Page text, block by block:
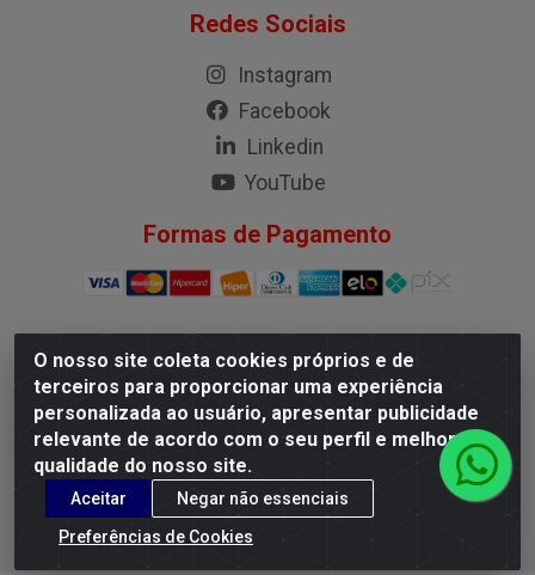
O nosso site coleta cookies próprios e de
terceiros para proporcionar uma experiência
personalizada ao usuário, apresentar publicidade
relevante de acordo com o seu perfil e melhorar a
qualidade do nosso site.
Aceitar
Negar não essenciais
Preferências de Cookies
Redes Sociais
Instagram
Facebook
Linkedin
YouTube
Formas de Pagamento
G.M.I. Distribuidora LTDA - Rua Conselheiro Pena, 50 - Santa
Branca, Belo Horizonte/MG - CEP 31.710-150 - CNPJ
04.098.359/0001-02